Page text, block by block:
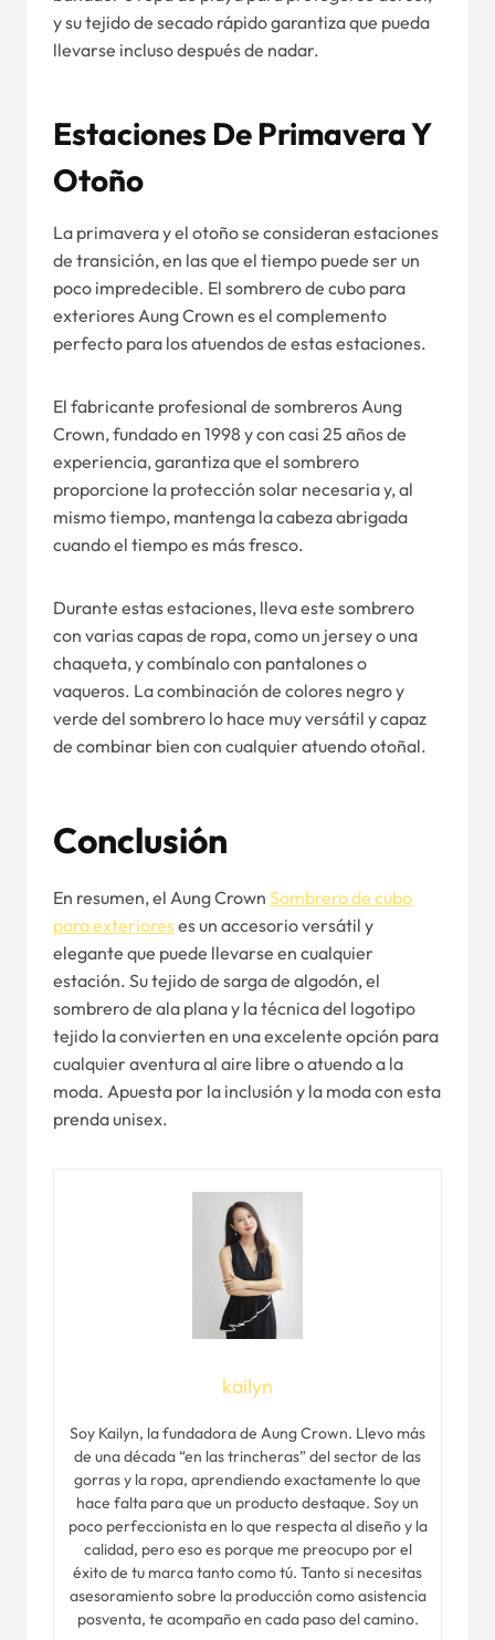
y su tejido de secado rápido garantiza que pueda
llevarse incluso después de nadar.
Estaciones De Primavera Y
Otoño
La primavera y el otoño se consideran estaciones
de transición, en las que el tiempo puede ser un
poco impredecible. El sombrero de cubo para
exteriores Aung Crown es el complemento
perfecto para los atuendos de estas estaciones.
El fabricante profesional de sombreros Aung
Crown, fundado en 1998 y con casi 25 años de
experiencia, garantiza que el sombrero
proporcione la protección solar necesaria y, al
mismo tiempo, mantenga la cabeza abrigada
cuando el tiempo es más fresco.
Durante estas estaciones, lleva este sombrero
con varias capas de ropa, como un jersey o una
chaqueta, y combínalo con pantalones o
vaqueros. La combinación de colores negro y
verde del sombrero lo hace muy versátil y capaz
de combinar bien con cualquier atuendo otoñal.
Conclusión
En resumen, el Aung Crown Sombrero de cubo
para exterioreses un accesorio versátil y
elegante que puede llevarse en cualquier
estación. Su tejido de sarga de algodón, el
sombrero de ala plana y la técnica del logotipo
tejido la convierten en una excelente opción para
cualquier aventura al aire libre o atuendo a la
moda. Apuesta por la inclusión y la moda con esta
prenda unisex.
kailyn
Soy Kailyn, la fundadora de Aung Crown. Llevo más
de una década “en las trincheras” del sector de las
gorras y la ropa, aprendiendo exactamente lo que
hace falta para que un producto destaque. Soy un
poco perfeccionista en lo que respecta al diseño y la
calidad, pero eso es porque me preocupo por el
éxito de tu marca tanto como tú. Tanto si necesitas
asesoramiento sobre la producción como asistencia
posventa, te acompaño en cada paso del camino.